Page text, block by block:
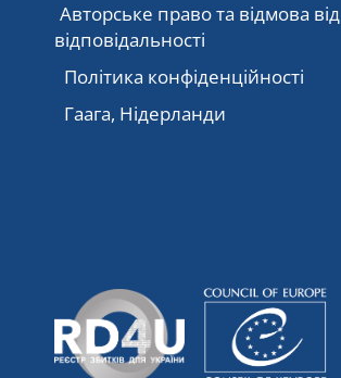
Авторське право та відмова від
відповідальності
Політика конфіденційності
Гаага, Нідерланди